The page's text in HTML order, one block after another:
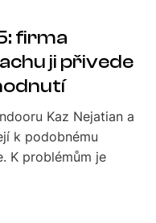
firma
ji přivede
Kaz Nejatian a
k podobnému
K problémům je